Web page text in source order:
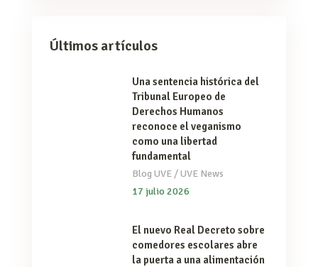
Últimos artículos
Una sentencia histórica del
Tribunal Europeo de
Derechos Humanos
reconoce el veganismo
como una libertad
fundamental
Blog UVE/UVE News
17 julio 2026
El nuevo Real Decreto sobre
comedores escolares abre
la puerta a una alimentación